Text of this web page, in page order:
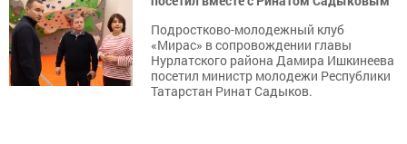
Подростково-молодежный клуб
«Мирас» в сопровождении главы
Нурлатского района Дамира Ишкинеева
посетил министр молодежи Республики
Татарстан Ринат Садыков.